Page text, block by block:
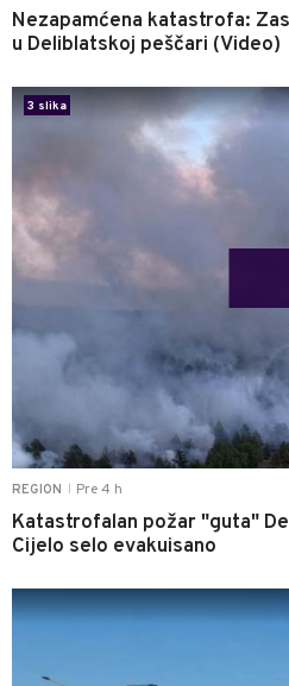
Nezapamćena katastrofa:
u Deliblatskoj peščari (Video)
REGION Pre 4 h
Katastrofalan požar "guta"
Cijelo selo evakuisano
3 slika